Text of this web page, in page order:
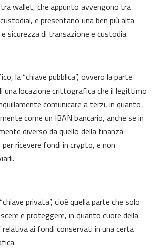
wallet, che appunto avvengono tra
e presentano una ben più alta
sicurezza di transazione e custodia.
la “chiave pubblica”, ovvero la parte
una locazione crittografica che il legittimo
comunicare a terzi, in quanto
come un IBAN bancario, anche se in
diverso da quello della finanza
ricevere fondi in crypto, e non
privata”, cioè quella parte che solo
e proteggere, in quanto cuore della
ai fondi conservati in una certa